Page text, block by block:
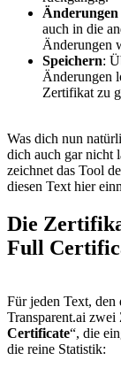
Änderungen
auch in die
Änderungen
Speichern:
Änderungen
Zertifikat zu
Was dich nun
dich auch gar nicht
zeichnet das Tool
diesen Text hier
Die
Full
Für jeden Text,
Transparent.ai zwei
Certificate“, die
die reine Statistik: